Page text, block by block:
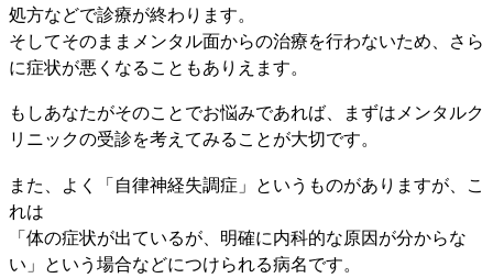
処方などで診療が終わります。
そしてそのままメンタル面からの治療を行わないため、さら
に症状が悪くなることもありえます。
もしあなたがそのことでお悩みであれば、まずはメンタルク
リニックの受診を考えてみることが大切です。
また、よく「自律神経失調症」というものがありますが、こ
れは
「体の症状が出ているが、明確に内科的な原因が分からな
い」という場合などにつけられる病名です。